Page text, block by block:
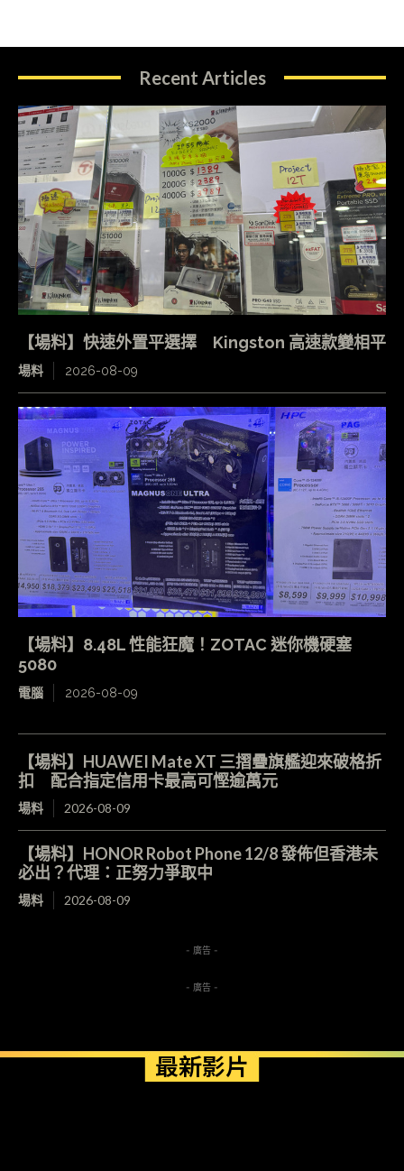
Recent Articles
【場料】快速外置平選擇 Kingston 高速款變相平
場料 2026-08-09
【場料】8.48L 性能狂魔！ZOTAC 迷你機硬塞
5080
電腦 2026-08-09
【場料】HUAWEI Mate XT 三摺疊旗艦迎來破格折
扣 配合指定信用卡最高可慳逾萬元
場料 2026-08-09
【場料】HONOR Robot Phone 12/8 發佈但香港未
必出？代理：正努力爭取中
場料 2026-08-09
- 廣告 -
- 廣告 -
最新影片